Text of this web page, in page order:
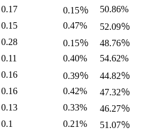
0.17 0.15％
50.86%
0.15 0.47%
52.09％
0.28 0.15％
48.76％
0.11 0.40%
54.62%
0.16 0.39％
44.82％
0.16 0.42%
47.32％
0.13 0.33%
46.27％
0.1 0.21%
51.07％